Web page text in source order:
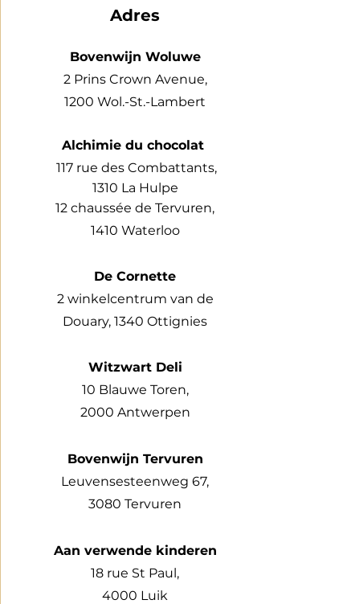
Adres
Bovenwijn Woluwe
2 Prins Crown Avenue,
1200 Wol.-St.-Lambert
Alchimie du chocolat
117 rue des Combattants,
1310 La Hulpe
12 chaussée de Tervuren,
1410 Waterloo
De Cornette
2 winkelcentrum van de
Douary, 1340 Ottignies
Witzwart Deli
10 Blauwe Toren,
2000 Antwerpen
Bovenwijn Tervuren
Leuvensesteenweg 67,
3080 Tervuren
Aan verwende kinderen
18 rue St Paul,
4000 Luik